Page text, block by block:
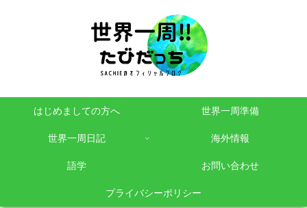
はじめましての方へ 世界一周準備
世界一周日記 海外情報
語学 お問い合わせ
プライバシーポリシー